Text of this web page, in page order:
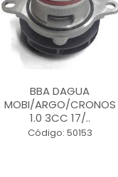
BBA DAGUA
MOBI/ARGO/CRONOS
1.0 3CC 17/..
Código: 50153